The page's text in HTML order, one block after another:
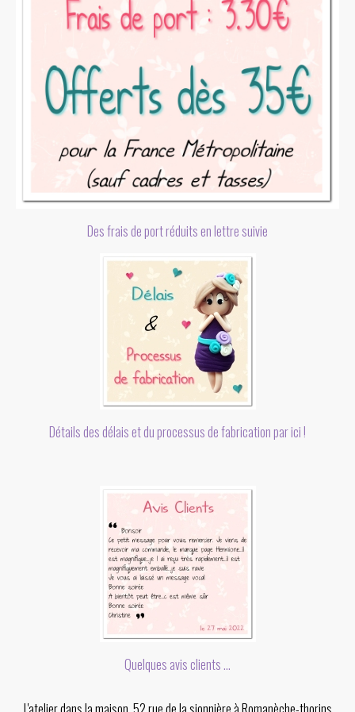
Des frais de port réduits en lettre suivie
Détails des délais et du processus de fabrication par ici !
Quelques avis clients ...